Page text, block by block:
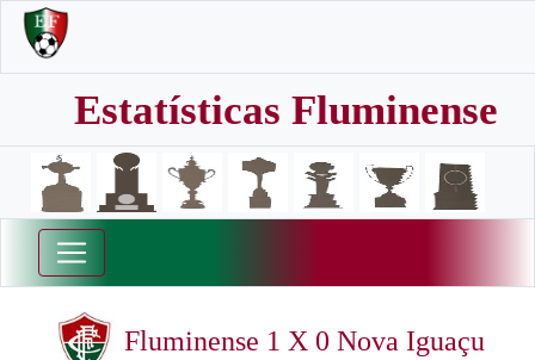
Estatísticas Fluminense
Fluminense 1 X 0 Nova Iguaçu